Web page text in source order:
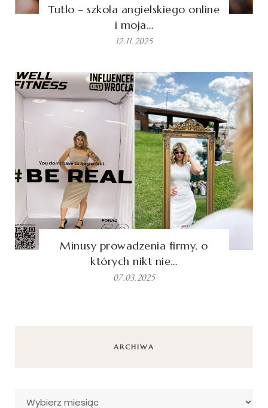
Tutlo – szkoła angielskiego online
i moja…
12.11.2025
Minusy prowadzenia firmy, o
których nikt nie…
07.03.2025
ARCHIWA